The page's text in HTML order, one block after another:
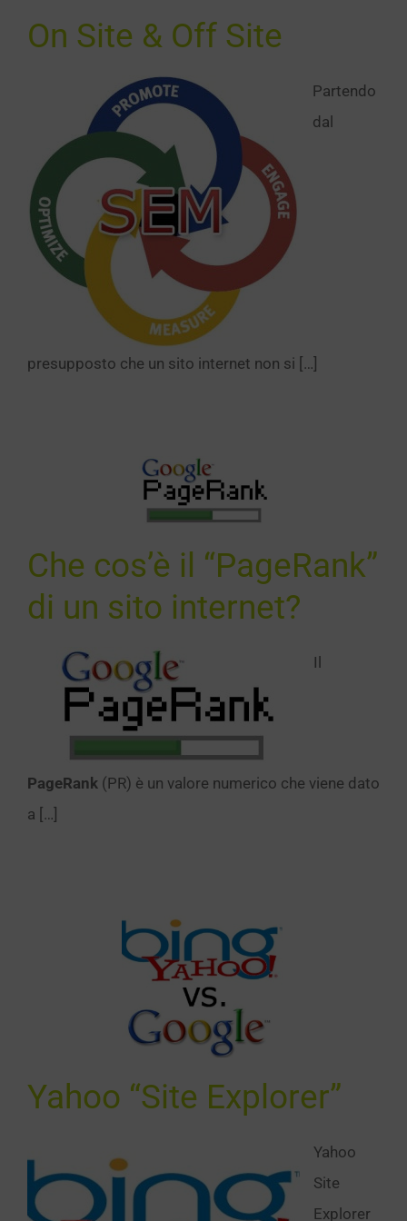
On Site & Off Site
Partendo
dal
presupposto che un sito internet non si […]
SEOChe cos’è il “PageRank”
di un sito internet?
Il
PageRank (PR) è un valore numerico che viene dato
a […]
Yahoo “Site Explorer”
Yahoo
Site
Explorer